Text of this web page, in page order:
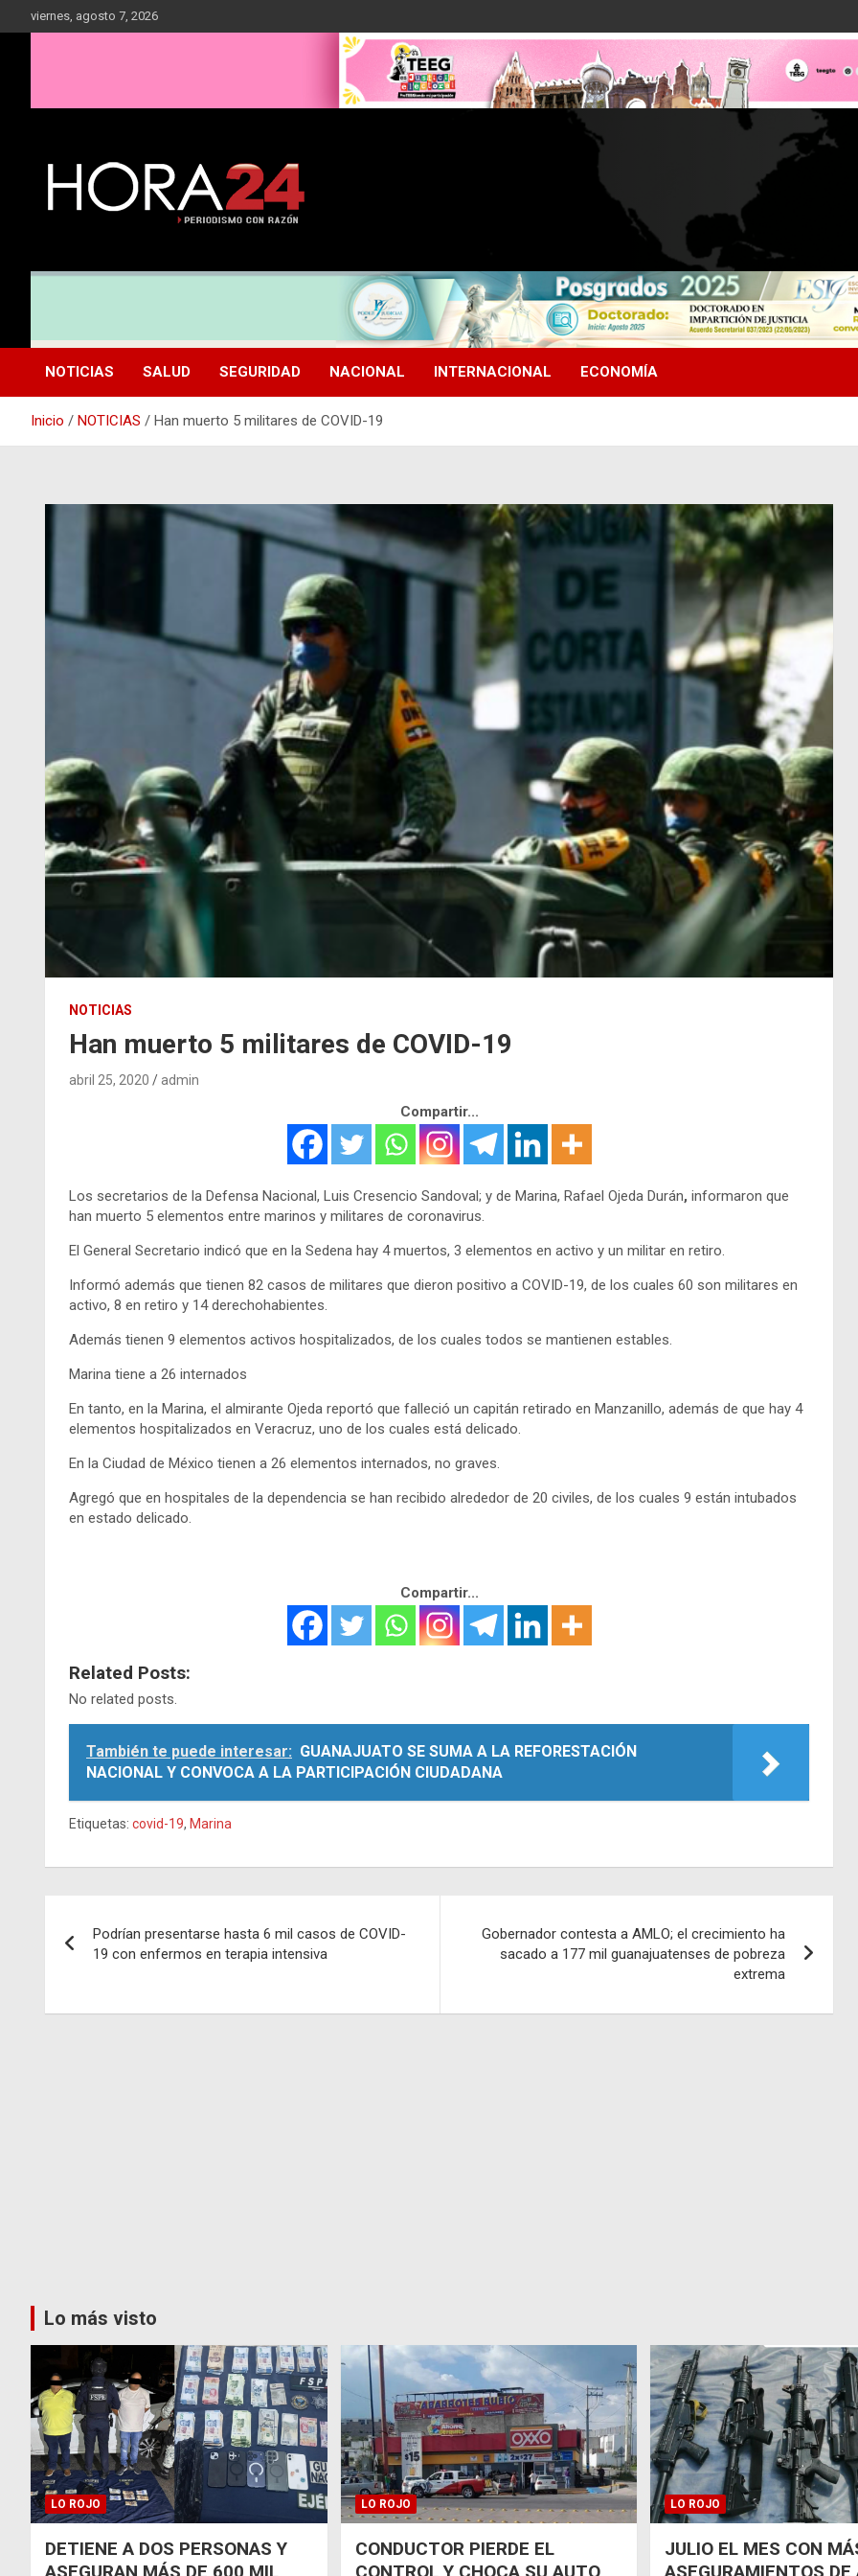
al
viernes, agosto 7, 2026
NOTICIAS SALUD SEGURIDAD NACIONAL INTERNACIONAL ECONOMÍA
Inicio NOTICIAS Han muerto 5 militares de COVID-19
NOTICIAS
Han muerto 5 militares de COVID-19
abril 25, 2020 admin
Compartir...
Los secretarios de la Defensa Nacional, Luis Cresencio Sandoval; y de Marina, Rafael Ojeda Durán, informaron que
han muerto 5 elementos entre marinos y militares de coronavirus.
El General Secretario indicó que en la Sedena hay 4 muertos, 3 elementos en activo y un militar en retiro.
Informó además que tienen 82 casos de militares que dieron positivo a COVID-19, de los cuales 60 son militares en
activo, 8 en retiro y 14 derechohabientes.
Además tienen 9 elementos activos hospitalizados, de los cuales todos se mantienen estables.
Marina tiene a 26 internados
En tanto, en la Marina, el almirante Ojeda reportó que falleció un capitán retirado en Manzanillo, además de que hay 4
elementos hospitalizados en Veracruz, uno de los cuales está delicado.
En la Ciudad de México tienen a 26 elementos internados, no graves.
Agregó que en hospitales de la dependencia se han recibido alrededor de 20 civiles, de los cuales 9 están intubados
en estado delicado.
Compartir...
Related Posts:
No related posts.
También te puede interesar: GUANAJUATO SE SUMA A LA REFORESTACIÓN
NACIONAL Y CONVOCA A LA PARTICIPACIÓN CIUDADANA
Etiquetas: covid-19, Marina
de
Podrían presentarse hasta 6 mil casos de COVID-
19 con enfermos en terapia intensiva
Gobernador contesta a AMLO; el crecimiento ha
sacado a 177 mil guanajuatenses de pobreza
extrema
Lo más visto
LO ROJO
DETIENE A DOS PERSONAS Y
ASEGURAN MÁS DE 600 MIL
LO ROJO
CONDUCTOR PIERDE EL
CONTROL Y CHOCA SU AUTO
LO ROJO
JULIO EL MES CON
ASEGURAMIENTOS DE